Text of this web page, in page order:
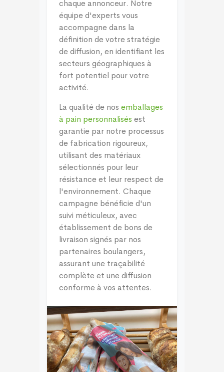
chaque annonceur. Notre
équipe d'experts vous
accompagne dans la
définition de votre stratégie
de diffusion, en identifiant les
secteurs géographiques à
fort potentiel pour votre
activité.
La qualité de nos emballages
à pain personnalisés est
garantie par notre processus
de fabrication rigoureux,
utilisant des matériaux
sélectionnés pour leur
résistance et leur respect de
l'environnement. Chaque
campagne bénéficie d'un
suivi méticuleux, avec
établissement de bons de
livraison signés par nos
partenaires boulangers,
assurant une traçabilité
complète et une diffusion
conforme à vos attentes.